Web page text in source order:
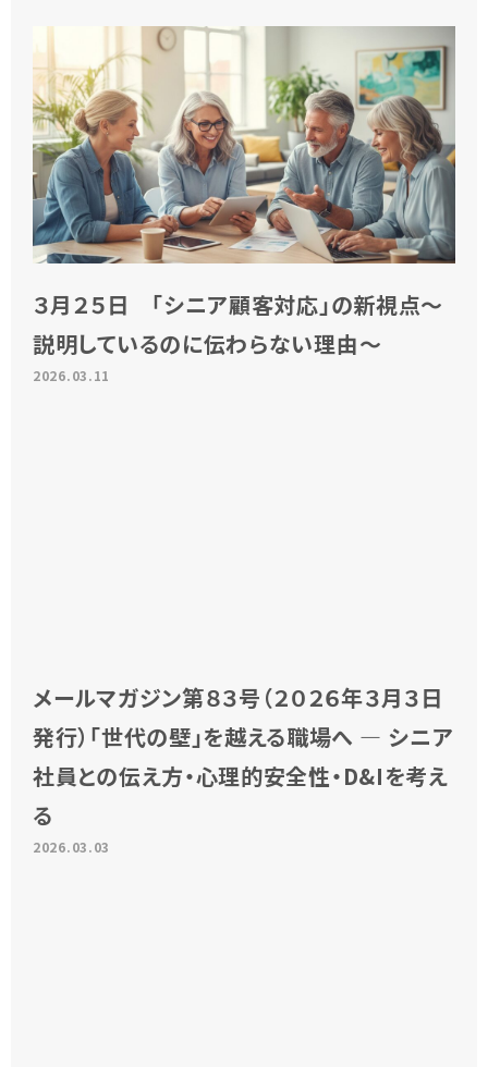
３月２５日 「シニア顧客対応」の新視点～
説明しているのに伝わらない理由～
2026.03.11
メールマガジン第８３号（２０２６年３月３日
発行）「世代の壁」を越える職場へ ― シニア
社員との伝え方・心理的安全性・D&Iを考え
る
2026.03.03